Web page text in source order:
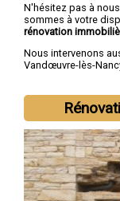
N'hésitez pas à
sommes à votre
rénovation
Nous intervenons
Vandœuvre-lès-